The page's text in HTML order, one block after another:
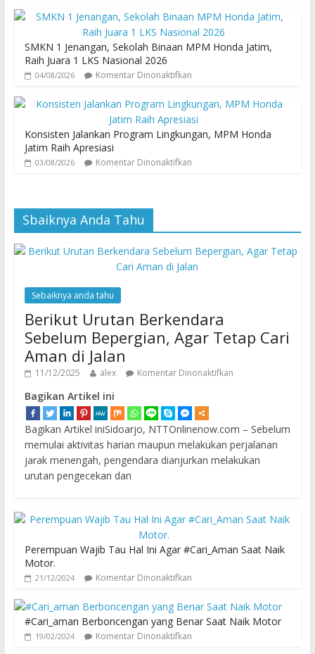
SMKN 1 Jenangan, Sekolah Binaan MPM Honda Jatim,
Raih Juara 1 LKS Nasional 2026
04/08/2026 Komentar Dinonaktifkan
Konsisten Jalankan Program Lingkungan, MPM Honda
Jatim Raih Apresiasi
03/08/2026 Komentar Dinonaktifkan
Sbaiknya Anda Tahu
Sebaiknya anda tahu
Berikut Urutan Berkendara
Sebelum Bepergian, Agar Tetap Cari
Aman di Jalan
11/12/2025 alex Komentar Dinonaktifkan
Bagikan Artikel ini
Bagikan Artikel iniSidoarjo, NTTOnlinenow.com – Sebelum
memulai aktivitas harian maupun melakukan perjalanan
jarak menengah, pengendara dianjurkan melakukan
urutan pengecekan dan
Perempuan Wajib Tau Hal Ini Agar #Cari_Aman Saat Naik
Motor.
21/12/2024 Komentar Dinonaktifkan
#Cari_aman Berboncengan yang Benar Saat Naik Motor
19/02/2024 Komentar Dinonaktifkan